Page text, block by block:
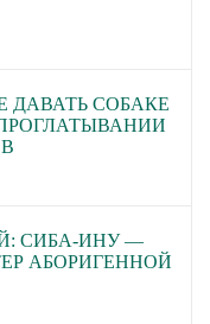
ДАВАТЬ СОБАКЕ
СИБА-ИНУ —
АБОРИГЕННОЙ